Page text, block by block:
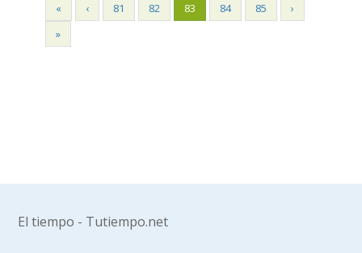
« ‹ 81 82 83 84 85
›
»
El tiempo - Tutiempo.net